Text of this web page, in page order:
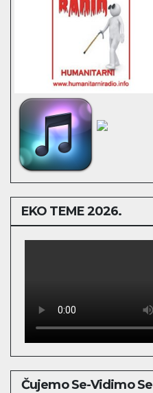
EKO TEME 2026.
Čujemo Se-Vidimo Se